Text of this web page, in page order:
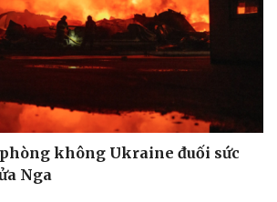
không Ukraine đuối sức
Nga